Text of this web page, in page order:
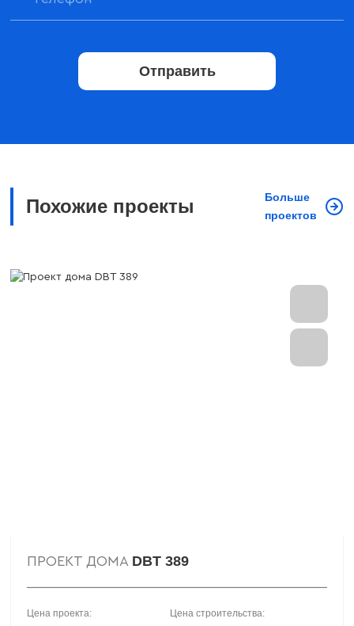
Отправить
Похожие проекты
Больше
проектов
ПРОЕКТ ДОМА DBT 389
Цена проекта:
Цена строительства: